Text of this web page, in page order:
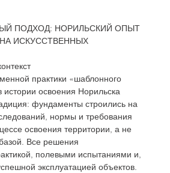
ПОДХОД: НОРИЛЬСКИЙ ОПЫТ
ИСКУССТВЕННЫХ
практики «шаблонного
истории освоения Норильска
фундаменты строились на
нормы и требования
освоения территории, а не
Все решения
полевыми испытаниями и,
эксплуатацией объектов.